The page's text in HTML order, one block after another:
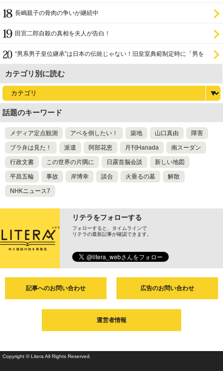
長嶋親子の骨肉の争いが継続中
田宮二郎自殺の真相を夫人が告白！
“男系男子皇位継承”は日本の伝統じゃない！旧皇室典範制定時に「男を
尊び女を卑む」と
カテゴリ別に読む
話題のキーワード
メディア定点観測 アベを倒したい！ 築地 山口真由 障害
ブラ弁は見た！ 派遣 阿部花恵 月刊Hanada 南スーダン
行政文書 この世界の片隅に 日露首脳会談 新しい地図
平昌五輪 事故 岸博幸 談合 火垂るの墓 解散
NHKニュース7
リテラをフォローする
フォローすると、タイムラインで
リテラの最新記事が確認できます。
記事へのお問い合わせ 広告のお問い合わせ
運営者情報
Copyright © Litera All Rights Reserved.